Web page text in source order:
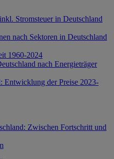
Stromsteuer in Deutschland
nach Sektoren in Deutschland
1960-2024
nach Energieträger
Entwicklung der Preise 2023-
Zwischen Fortschritt und